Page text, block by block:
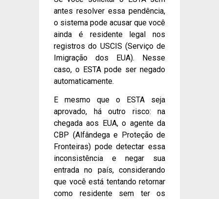
antes resolver essa pendência,
o sistema pode acusar que você
ainda é residente legal nos
registros do USCIS (Serviço de
Imigração dos EUA). Nesse
caso, o ESTA pode ser negado
automaticamente.
E mesmo que o ESTA seja
aprovado, há outro risco: na
chegada aos EUA, o agente da
CBP (Alfândega e Proteção de
Fronteiras) pode detectar essa
inconsistência e negar sua
entrada no país, considerando
que você está tentando retornar
como residente sem ter os